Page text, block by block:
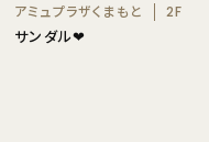
アミュプラザくまもと
2F
サンダル❤